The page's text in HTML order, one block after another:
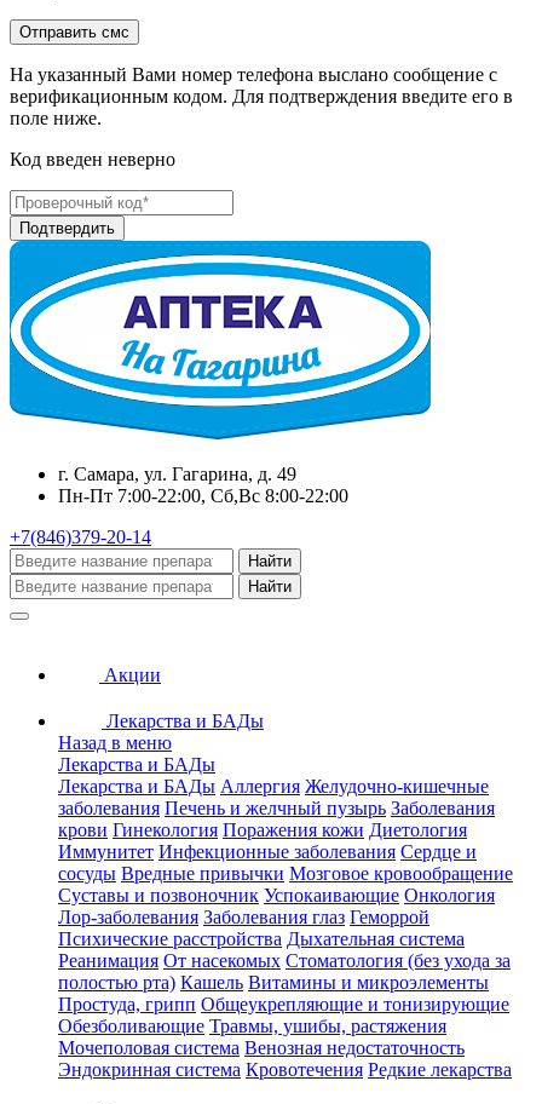
На указанный Вами номер телефона выслано сообщение с
верификационным кодом. Для подтверждения введите его в
поле ниже.
Код введен неверно
г. Самара, ул. Гагарина, д. 49
Пн-Пт 7:00-22:00, Сб,Вс 8:00-22:00
+7(846)379-20-14
Найти
Найти
Акции
Лекарства и БАДы
Назад в меню
Лекарства и БАДы
Лекарства и БАДы Аллергия Желудочно-кишечные
заболевания Печень и желчный пузырь Заболевания
крови Гинекология Поражения кожи Диетология
Иммунитет Инфекционные заболевания Сердце и
сосуды Вредные привычки Мозговое кровообращение
Суставы и позвоночник Успокаивающие Онкология
Лор-заболевания Заболевания глаз Геморрой
Психические расстройства Дыхательная система
Реанимация От насекомых Стоматология (без ухода за
полостью рта) Кашель Витамины и микроэлементы
Простуда, грипп Общеукрепляющие и тонизирующие
Обезболивающие Травмы, ушибы, растяжения
Мочеполовая система Венозная недостаточность
Эндокринная система Кровотечения Редкие лекарства